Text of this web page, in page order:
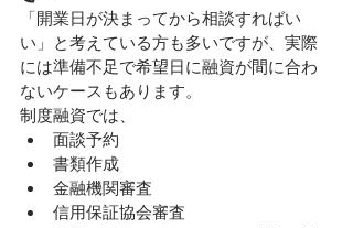
「開業日が決まってから相談すればい
い」と考えている方も多いですが、実際
には準備不足で希望日に融資が間に合わ
ないケースもあります。
制度融資では、
面談予約
書類作成
金融機関審査
信用保証協会審査